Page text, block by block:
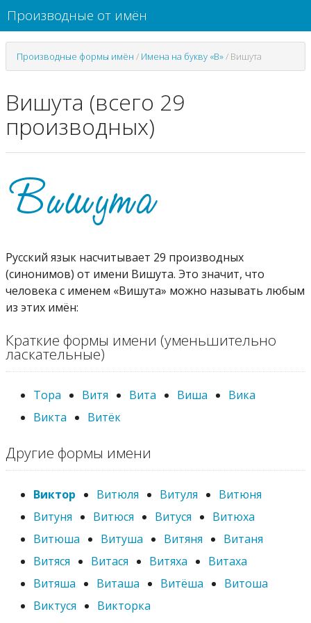
Производные от имён
Производные формы имён / Имена на букву «В»/ Вишута
Вишута (всего 29
производных)
Русский язык насчитывает 29 производных
(синонимов) от имени Вишута. Это значит, что
человека с именем «Вишута» можно называть любым
из этих имён:
Краткие формы имени (уменьшительно
ласкательные)
Тора Витя Вита Виша
Вика
Викта
Витёк
Другие формы имени
Виктор Витюля Витуля
Витюня
Витуня
Витюся Витуся
Витюха
Витюша
Витуша Витяня
Витаня
Витяся
Витася Витяха
Витаха
Витяша
Виташа Витёша
Витоша
Виктуся
Викторка